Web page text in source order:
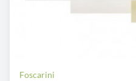
Foscarini